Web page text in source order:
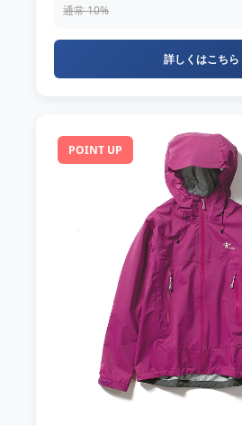
通常 10%
詳しくはこちら
POINT UP